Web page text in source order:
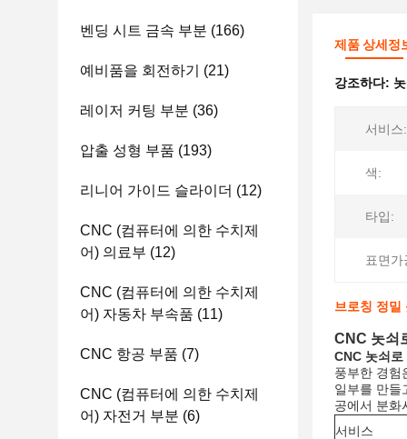
벤딩 시트 금속 부분 (166)
예비품을 회전하기 (21)
레이저 커팅 부분 (36)
압출 성형 부품 (193)
리니어 가이드 슬라이더 (12)
CNC (컴퓨터에 의한 수치제
어) 의료부 (12)
CNC (컴퓨터에 의한 수치제
어) 자동차 부속품 (11)
CNC 항공 부품 (7)
CNC (컴퓨터에 의한 수치제
어) 자전거 부분 (6)
제품 상세정
강조하다:
서비스:
색:
타입:
표면가
브로칭 정밀
CNC 놋쇠
CNC 놋쇠
풍부한 경험
일부를 만들
공에서 분화
서비스